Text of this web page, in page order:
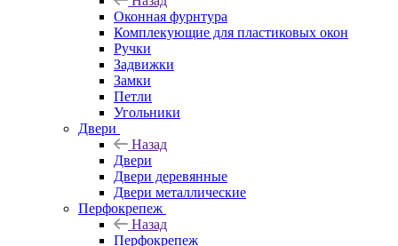
Оконная фурнтура
Комплекующие для пластиковых окон
Ручки
Задвижки
Замки
Петли
Угольники
Двери
Назад
Двери
Двери деревянные
Двери металлические
Перфокрепеж
Назад
Перфокрепеж